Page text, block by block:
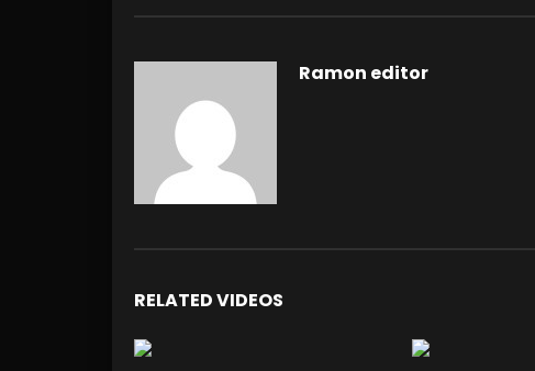
Ramon editor
RELATED VIDEOS